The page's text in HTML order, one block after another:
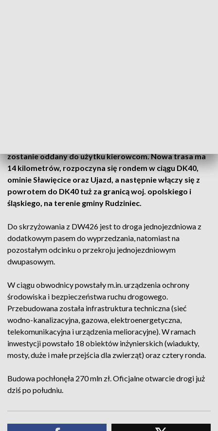
zostanie oddany do użytku kierowcom. Nowa trasa ma
14 kilometrów, rozpoczyna się rondem w ciągu DK40,
ominie Sławięcice oraz Ujazd, a następnie włączy się z
powrotem do DK40 tuż za granicą woj. opolskiego i
śląskiego, na terenie gminy Rudziniec.
Do skrzyżowania z DW426 jest to droga jednojezdniowa z
dodatkowym pasem do wyprzedzania, natomiast na
pozostałym odcinku o przekroju jednojezdniowym
dwupasowym.
W ciągu obwodnicy powstały m.in. urządzenia ochrony
środowiska i bezpieczeństwa ruchu drogowego.
Przebudowana została infrastruktura techniczna (sieć
wodno-kanalizacyjna, gazowa, elektroenergetyczna,
telekomunikacyjna i urządzenia melioracyjne). W ramach
inwestycji powstało 18 obiektów inżynierskich (wiadukty,
mosty, duże i małe przejścia dla zwierząt) oraz cztery ronda.
Budowa pochłonęła 270 mln zł. Oficjalne otwarcie drogi już
dziś po południu.